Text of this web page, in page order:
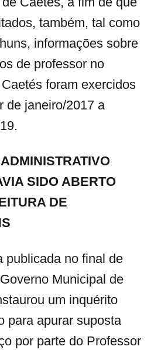
também, tal como
informações sobre
de professor no
foram exercidos
de janeiro/2017 a
SIDO ABERTO
DE
publicada no final de
Municipal de
um inquérito
para apurar suposta
por parte do Professor